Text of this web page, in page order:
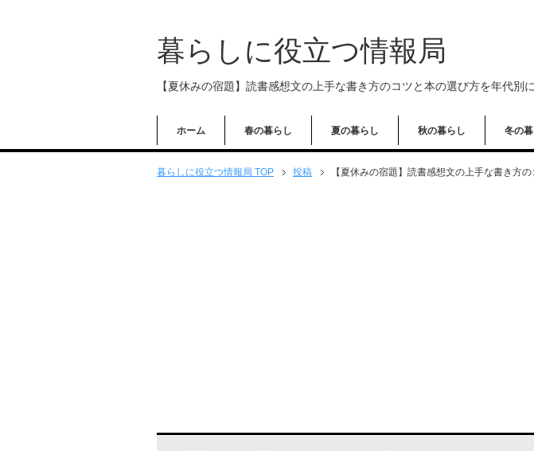
暮らしに役立つ情報局
【夏休みの宿題】読書感想文の上手な書き方のコツと本の選び方を年代別
ホーム 春の暮らし 夏の暮らし 秋の暮らし 冬の
暮らしに役立つ情報局 TOP 投稿 【夏休みの宿題】読書感想文の上手な書き方